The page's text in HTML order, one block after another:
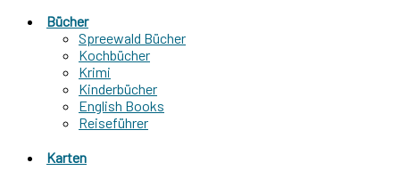
Bücher
Spreewald Bücher
Kochbücher
Krimi
Kinderbücher
English Books
Reiseführer
Karten